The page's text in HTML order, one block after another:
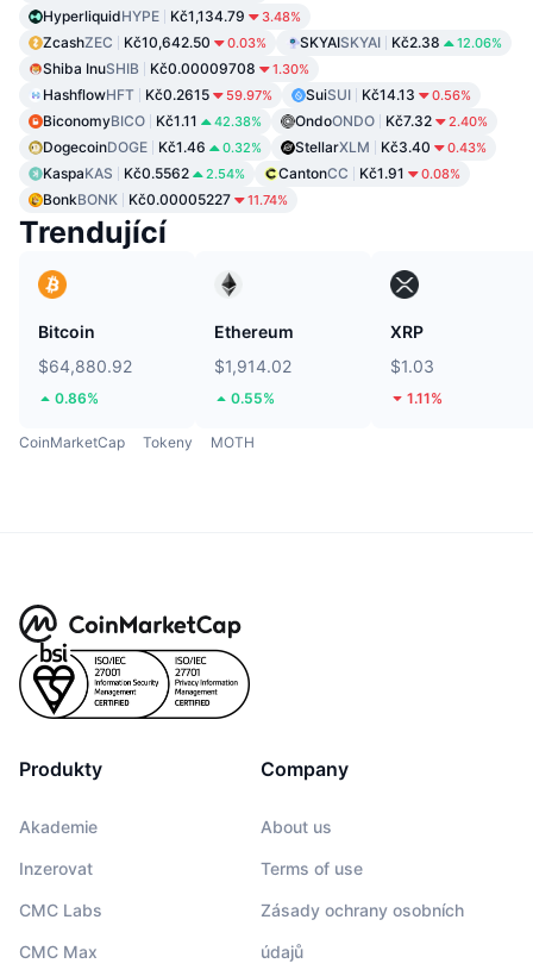
HyperliquidHYPE Kč1,134.79 3.48%
ZcashZEC Kč10,642.50 0.03% SKYAISKYAI Kč2.38 12.06%
Shiba InuSHIB Kč0.00009708 1.30%
HashflowHFT Kč0.2615 59.97% SuiSUI Kč14.13 0.56%
BiconomyBICO Kč1.11 42.38% OndoONDO Kč7.32 2.40%
DogecoinDOGE Kč1.46 0.32% StellarXLM Kč3.40 0.43%
KaspaKAS Kč0.5562 2.54% CantonCC Kč1.91 0.08%
BonkBONK Kč0.00005227 11.74%
Trendující
Bitcoin
$64,880.92
0.86%
Ethereum
$1,914.02
0.55%
XRP
$1.03
1.11%
CoinMarketCap Tokeny MOTH
Produkty
Akademie
Inzerovat
CMC Labs
CMC Max
Company
About us
Terms of use
Zásady ochrany osobních
údajů